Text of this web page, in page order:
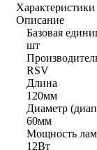
Характеристики
Описание
Базовая
шт
RSV
Длина
120мм
Диаметр
60мм
Мощность
12Вт